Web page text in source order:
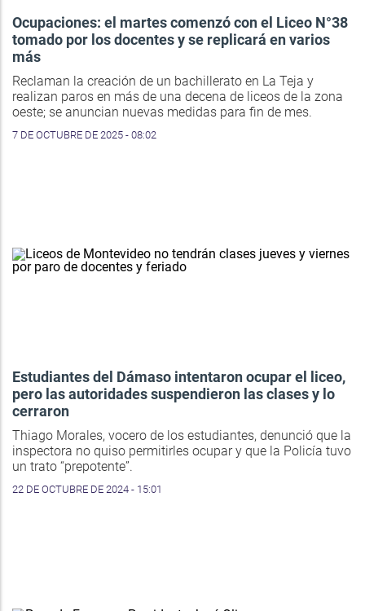
Ocupaciones: el martes comenzó con el Liceo N°38
tomado por los docentes y se replicará en varios
más
Reclaman la creación de un bachillerato en La Teja y
realizan paros en más de una decena de liceos de la zona
oeste; se anuncian nuevas medidas para fin de mes.
7 DE OCTUBRE DE 2025 - 08:02
Estudiantes del Dámaso intentaron ocupar el liceo,
pero las autoridades suspendieron las clases y lo
cerraron
Thiago Morales, vocero de los estudiantes, denunció que la
inspectora no quiso permitirles ocupar y que la Policía tuvo
un trato “prepotente”.
22 DE OCTUBRE DE 2024 - 15:01